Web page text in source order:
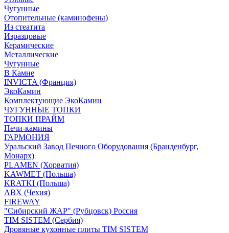
Чугунные
Отопительные (каминофены)
Из стеатита
Изразцовые
Керамические
Металлические
Чугунные
В Камне
INVICTA (Франция)
ЭкоКамин
Комплектующие ЭкоКамин
ЧУГУННЫЕ ТОПКИ
ТОПКИ ПРАЙМ
Печи-камины
ГАРМОНИЯ
Уральский Завод Печного Оборудования (Бранденбург,
Монарх)
PLAMEN (Хорватия)
KAWMET (Польша)
KRATKI (Польша)
ABX (Чехия)
FIREWAY
"Сибирский ЖАР" (Рубцовск) Россия
TIM SISTEM (Сербия)
Дровяные кухонные плиты TIM SISTEM